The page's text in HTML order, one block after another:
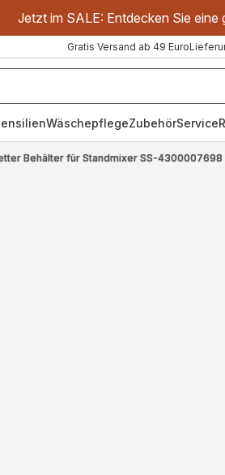
Jetzt im SALE: Entdecken Sie
Gratis Versand ab 49 Euro
WäschepflegeZubehörService
Behälter für Standmixer SS-4300007698